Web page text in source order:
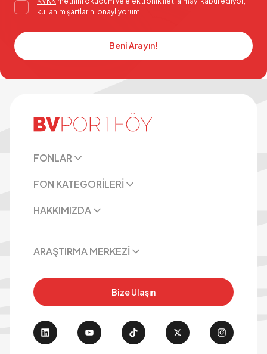
kullanım şartlarını onaylıyorum.
Beni Arayın!
FONLAR
FON KATEGORİLERİ
HAKKIMIZDA
ARAŞTIRMA MERKEZİ
Bize Ulaşın